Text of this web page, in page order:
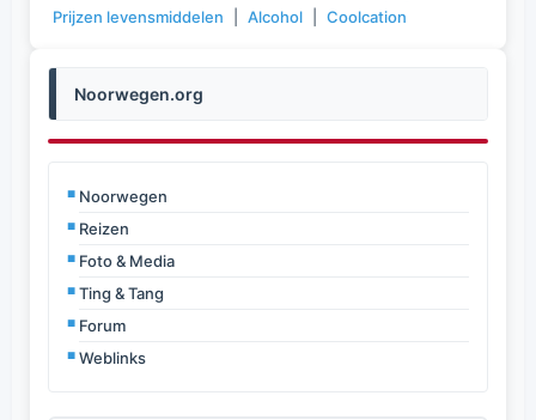
Noorwegen.org
Noorwegen
Reizen
Foto & Media
Ting & Tang
Forum
Weblinks
Prijzen levensmiddelen
Alcohol Coolcation